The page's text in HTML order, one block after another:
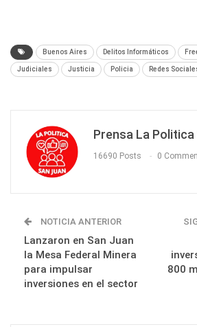
Buenos Aires Delitos Informáticos
Judiciales Justicia Policia Redes
Prensa La Politica
16690 Posts 0
NOTICIA ANTERIOR
Lanzaron en San Juan
la Mesa Federal Minera
para impulsar
inversiones en el sector
800